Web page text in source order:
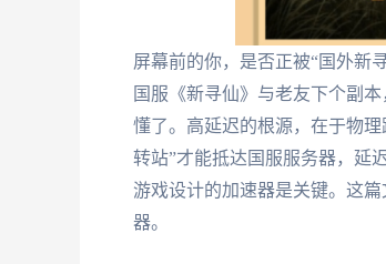
屏幕前的你，是否正被“国外新
国服《新寻仙》与老友下个副
懂了。高延迟的根源，在于物
转站”才能抵达国服服务器，延
游戏设计的加速器是关键。这
器。